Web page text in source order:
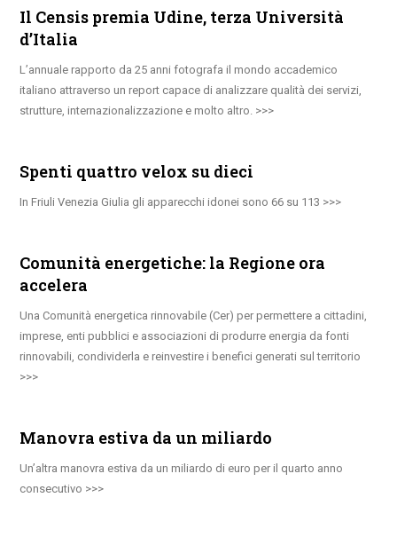
Il Censis premia Udine, terza Università
d’Italia
L’annuale rapporto da 25 anni fotografa il mondo accademico
italiano attraverso un report capace di analizzare qualità dei servizi,
strutture, internazionalizzazione e molto altro.
Spenti quattro velox su dieci
In Friuli Venezia Giulia gli apparecchi idonei sono 66 su 113
Comunità energetiche: la Regione ora
accelera
Una Comunità energetica rinnovabile (Cer) per permettere a cittadini,
imprese, enti pubblici e associazioni di produrre energia da fonti
rinnovabili, condividerla e reinvestire i benefici generati sul territorio
Manovra estiva da un miliardo
Un’altra manovra estiva da un miliardo di euro per il quarto anno
consecutivo